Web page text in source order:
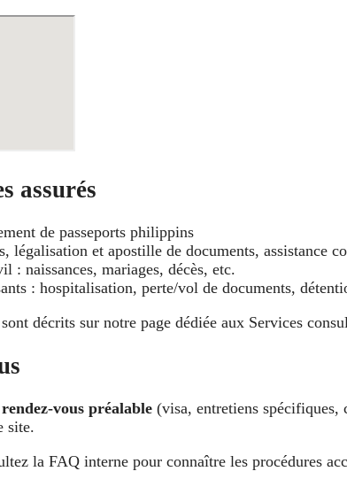
assurés
de passeports philippins
légalisation et apostille de documents, assistance
: naissances, mariages, décès, etc.
: hospitalisation, perte/vol de documents,
décrits sur notre page dédiée aux Services
vous préalable (visa, entretiens spécifiques,
site.
la FAQ interne pour connaître les procédures